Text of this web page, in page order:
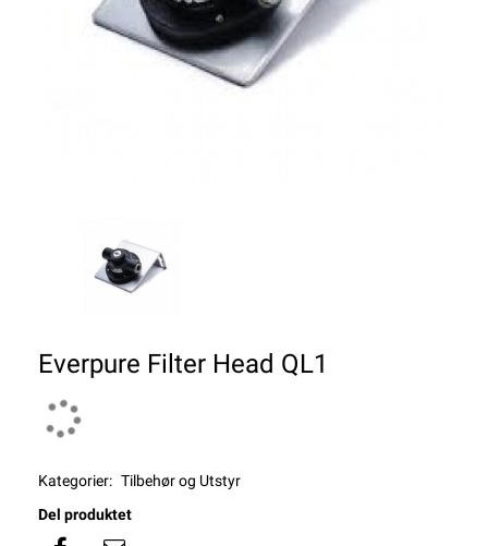
Everpure Filter Head QL1
Kategorier: Tilbehør og Utstyr
Del produktet